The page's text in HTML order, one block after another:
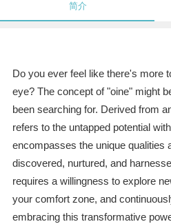
简介
Do you ever feel like there's more
eye? The concept of "oine" might
been searching for. Derived from
refers to the untapped potential
encompasses the unique qualities
discovered, nurtured, and
requires a willingness to explore
your comfort zone, and
embracing this transformative